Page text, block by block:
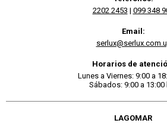
2202 2453 | 099 348
Email:
Horarios de
Lunes a Viernes: 9:00 a
Sábados: 9:00 a 13:00
LAGOMAR